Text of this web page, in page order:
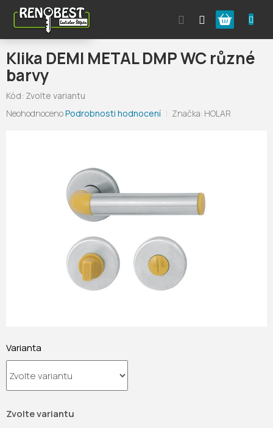
obsah
Nákupní
košík
Klika DEMI METAL DMP WC různé
barvy
Kód: Zvolte variantu
Průměrné
NeohodnocenoPodrobnosti hodnocení Značka: HOLAR
Zvolte variantu
Varianta